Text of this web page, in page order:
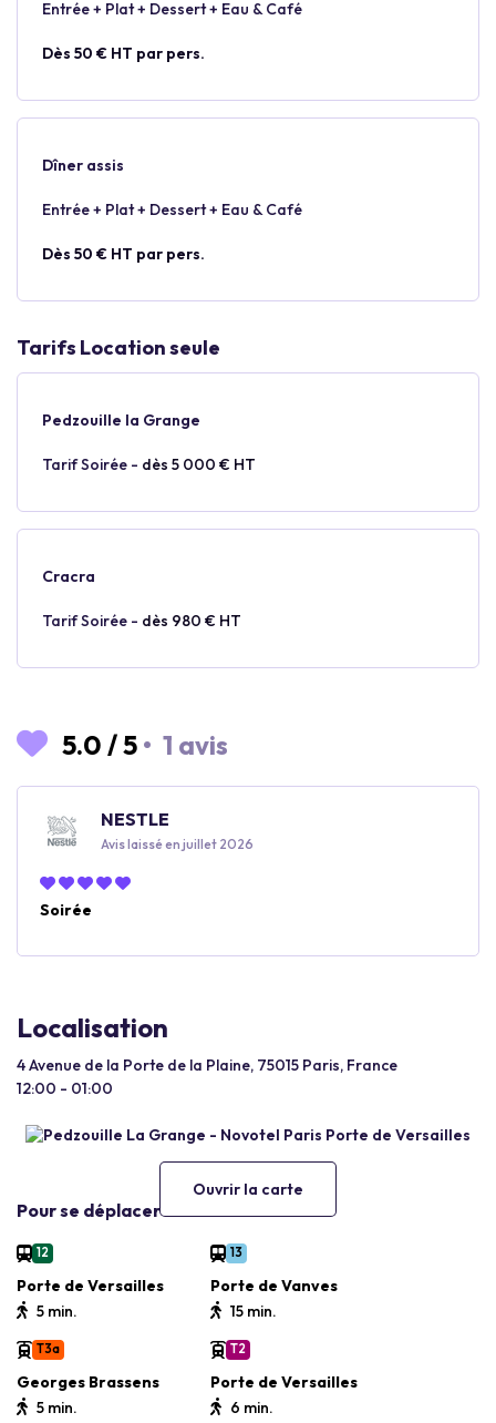
Entrée + Plat + Dessert + Eau & Café
Dès 50 € HT par pers.
Dîner assis
Entrée + Plat + Dessert + Eau & Café
Dès 50 € HT par pers.
Tarifs Location seule
Pedzouille la Grange
Tarif Soirée - dès 5 000 € HT
Cracra
Tarif Soirée - dès 980 € HT
5.0 /5 • 1 avis
NESTLE
Avis laissé en juillet 2026
Soirée
Localisation
4 Avenue de la Porte de la Plaine, 75015 Paris, France
12:00 - 01:00
Ouvrir la carte
Pour se déplacer
12
Porte de Versailles
5 min.
13
Porte de Vanves
15 min.
T3a
Georges Brassens
5 min.
T2
Porte de Versailles
6 min.